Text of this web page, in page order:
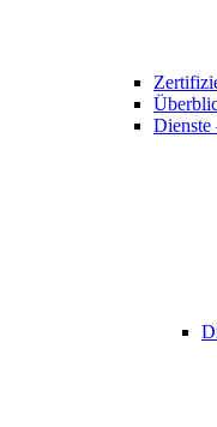
Dienste